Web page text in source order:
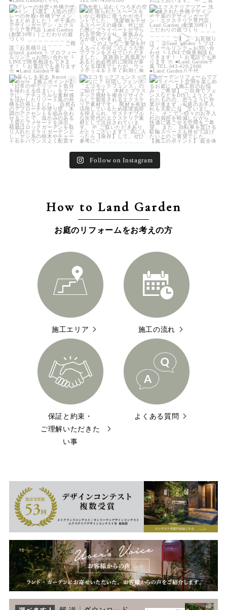
land_garden
22 0
land_garden
22 0
land_garden
22 0
land_garden
25 0
land_garden
15 0
land_garden
32 0
Follow on Instagram
How to Land Garden
お庭のリフォームをお考えの方
施工エリア 施工の流れ
保証と約束・
ご理解いただきた
い事
よくある質問